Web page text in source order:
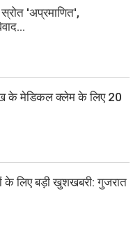
'अप्रमाणित',
के मेडिकल क्लेम के लिए 20
के लिए बड़ी खुशखबरी: गुजरात